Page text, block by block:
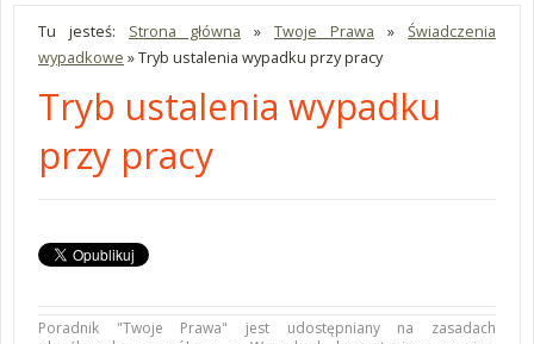
Tu jesteś: Strona główna » Twoje Prawa » Świadczenia
wypadkowe »Tryb ustalenia wypadku przy pracy
Tryb ustalenia wypadku
przy pracy
Poradnik "Twoje Prawa" jest udostępniany na zasadach